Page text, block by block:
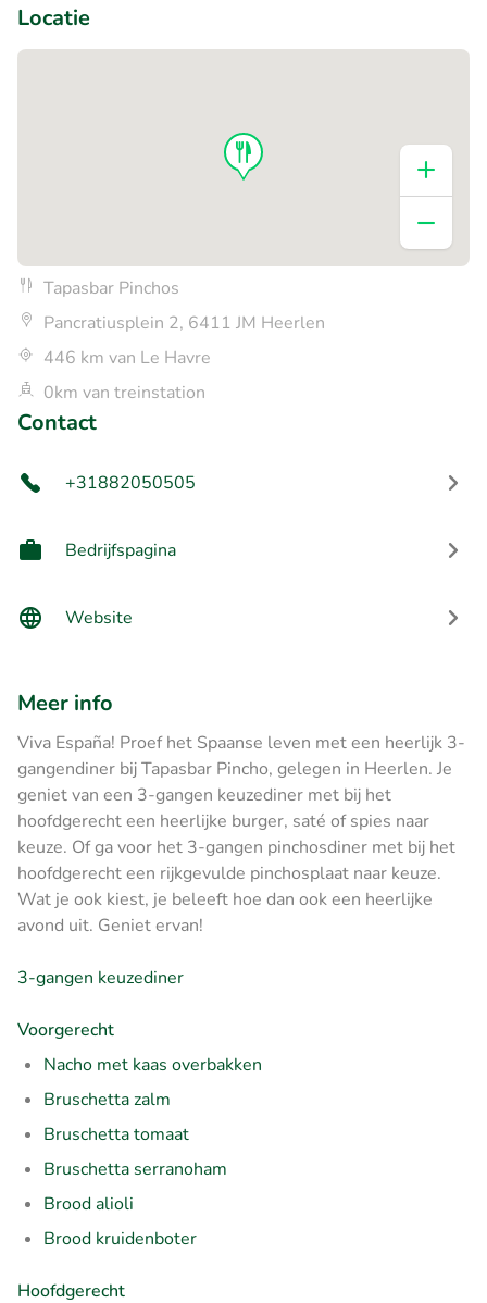
Locatie
Tapasbar Pinchos
Pancratiusplein 2, 6411 JM Heerlen
446 km van Le Havre
0km van treinstation
Contact
+31882050505
Bedrijfspagina
Website
Meer info
Viva España! Proef het Spaanse leven met een heerlijk 3-
gangendiner bij Tapasbar Pincho, gelegen in Heerlen. Je
geniet van een 3-gangen keuzediner met bij het
hoofdgerecht een heerlijke burger, saté of spies naar
keuze. Of ga voor het 3-gangen pinchosdiner met bij het
hoofdgerecht een rijkgevulde pinchosplaat naar keuze.
Wat je ook kiest, je beleeft hoe dan ook een heerlijke
avond uit. Geniet ervan!
3-gangen keuzediner
Voorgerecht
Nacho met kaas overbakken
Bruschetta zalm
Bruschetta tomaat
Bruschetta serranoham
Brood alioli
Brood kruidenboter
Hoofdgerecht